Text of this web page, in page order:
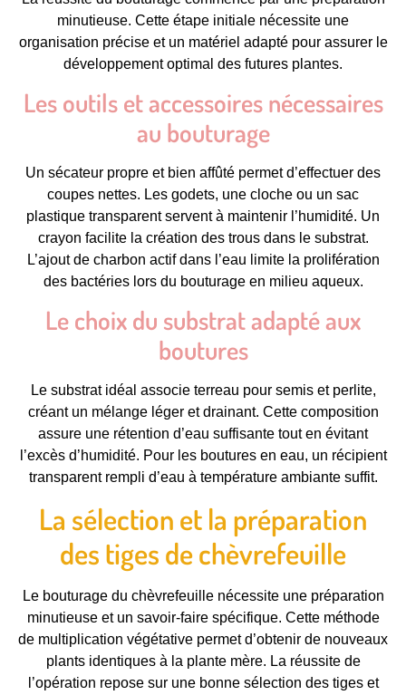
minutieuse. Cette étape initiale nécessite une
organisation précise et un matériel adapté pour assurer le
développement optimal des futures plantes.
Les outils et accessoires nécessaires
au bouturage
Un sécateur propre et bien affûté permet d’effectuer des
coupes nettes. Les godets, une cloche ou un sac
plastique transparent servent à maintenir l’humidité. Un
crayon facilite la création des trous dans le substrat.
L’ajout de charbon actif dans l’eau limite la prolifération
des bactéries lors du bouturage en milieu aqueux.
Le choix du substrat adapté aux
boutures
Le substrat idéal associe terreau pour semis et perlite,
créant un mélange léger et drainant. Cette composition
assure une rétention d’eau suffisante tout en évitant
l’excès d’humidité. Pour les boutures en eau, un récipient
transparent rempli d’eau à température ambiante suffit.
La sélection et la préparation
des tiges de chèvrefeuille
Le bouturage du chèvrefeuille nécessite une préparation
minutieuse et un savoir-faire spécifique. Cette méthode
de multiplication végétative permet d’obtenir de nouveaux
plants identiques à la plante mère. La réussite de
l’opération repose sur une bonne sélection des tiges et